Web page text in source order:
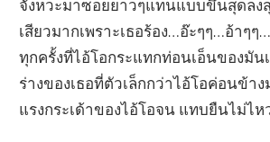
จังหวะมาซอยยาวๆแทนแบบขึ้นสุดลง
เสียวมากเพราะเธอร้อง…อ๊ะๆๆ…อ้าๆๆ
ทุกครั้งที่ไอ้โอกระแทกท่อนเอ็นของมัน
ร่างของเธอที่ตัวเล็กกว่าไอ้โอค่อนข้า
แรงกระเด้าของไอ้โอจน แทบยืนไม่ไห